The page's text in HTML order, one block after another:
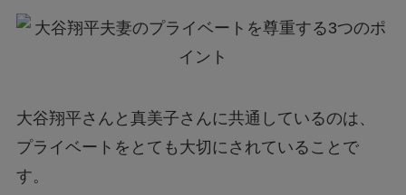
大谷翔平さんと真美子さんに共通しているのは、
プライベートをとても大切にされていることで
す。